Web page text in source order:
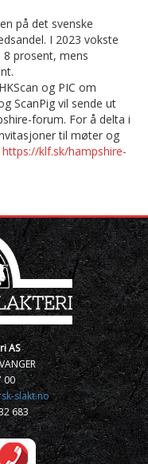
på det svenske
I 2023 vokste
8 prosent, mens
og PIC om
ScanPig vil sende ut
forum. For å delta i
til møter og
https://klf.sk/hampshire-
AS
00
slakt.no
683